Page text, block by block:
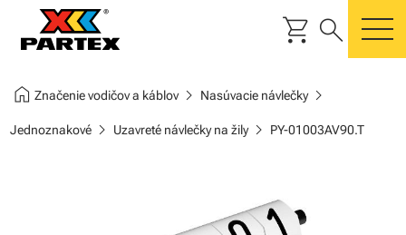
shopping_cart search
home Značenie vodičov a káblovchevron_right Nasúvacie návlečkychevron_right
Jednoznakovéchevron_right Uzavreté návlečky na žilychevron_right PY-01003AV90.T